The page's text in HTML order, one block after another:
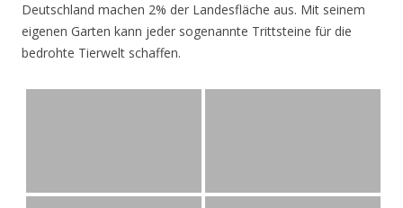
Deutschland machen 2% der Landesfläche aus. Mit seinem
eigenen Garten kann jeder sogenannte Trittsteine für die
bedrohte Tierwelt schaffen.